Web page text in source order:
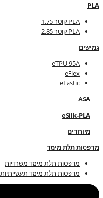
PLA
PLA קוטר 1.75
PLA קוטר 2.85
גמישים
eTPU-95A
eFlex
eLastic
ASA
eSilk-PLA
מיוחדים
מדפסות תלת מימד
מדפסות תלת מימד משרדיות
מדפסות תלת מימד תעשייתיות